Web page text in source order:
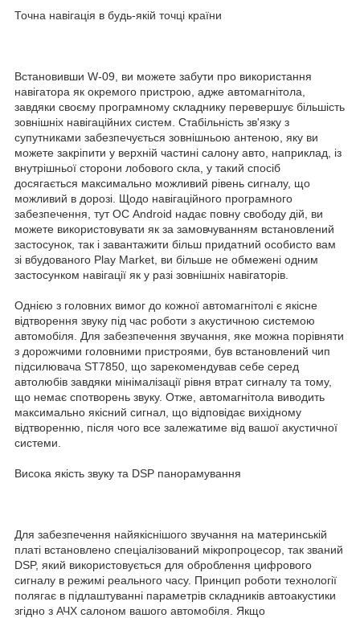
Точна навігація в будь-якій точці країни
Встановивши W-09, ви можете забути про використання
навігатора як окремого пристрою, адже автомагнітола,
завдяки своєму програмному складнику перевершує більшість
зовнішніх навігаційних систем. Стабільність зв'язку з
супутниками забезпечується зовнішньою антеною, яку ви
можете закріпити у верхній частині салону авто, наприклад, із
внутрішньої сторони лобового скла, у такий спосіб
досягається максимально можливий рівень сигналу, що
можливий в дорозі. Щодо навігаційного програмного
забезпечення, тут ОС Android надає повну свободу дій, ви
можете використовувати як за замовчуванням встановлений
застосунок, так і завантажити більш придатний особисто вам
зі вбудованого Play Market, ви більше не обмежені одним
застосунком навігації як у разі зовнішніх навігаторів.
Однією з головних вимог до кожної автомагнітолі є якісне
відтворення звуку під час роботи з акустичною системою
автомобіля. Для забезпечення звучання, яке можна порівняти
з дорожчими головними пристроями, був встановлений чип
підсилювача ST7850, що зарекомендував себе серед
автолюбів завдяки мінімалізації рівня втрат сигналу та тому,
що немає спотворень звуку. Отже, автомагнітола виводить
максимально якісний сигнал, що відповідає вихідному
відтворенню, після чого все залежатиме від вашої акустичної
системи.
Висока якість звуку та DSP панорамування
Для забезпечення найякіснішого звучання на материнській
платі встановлено спеціалізований мікропроцесор, так званий
DSP, який використовується для оброблення цифрового
сигналу в режимі реального часу. Принцип роботи технології
полягає в підлаштуванні параметрів складників автоакустики
згідно з АЧХ салоном вашого автомобіля. Якщо